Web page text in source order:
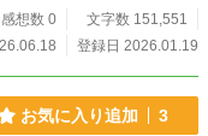
感想数 0
文字数 151,551
登録日 2026.01.19
お気に入り追加 3